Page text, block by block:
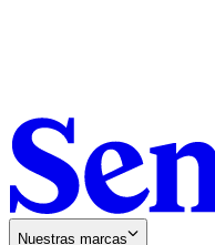
Nuestras marcas